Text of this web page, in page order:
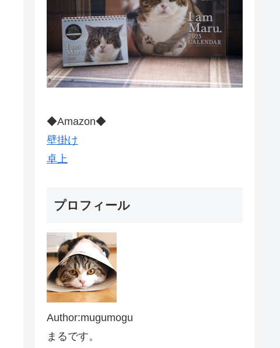
◆Amazon◆
壁掛け
卓上
プロフィール
Author:mugumogu
まるです。